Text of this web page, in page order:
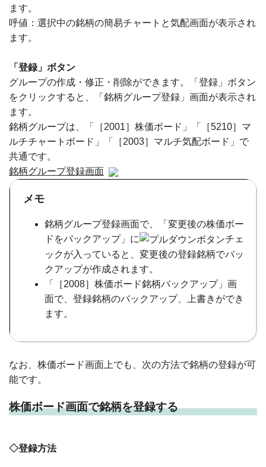
ます。
呼値：選択中の銘柄の簡易チャートと気配画面が表示され
ます。
「登録」ボタン
グループの作成・修正・削除ができます。「登録」ボタン
をクリックすると、「銘柄グループ登録」画面が表示され
ます。
銘柄グループは、「［2001］株価ボード」「［5210］マ
ルチチャートボード」「［2003］マルチ気配ボード」で
共通です。
銘柄グループ登録画面
メモ
銘柄グループ登録画面で、「変更後の株価ボー
ドをバックアップ」に
チェ
ックが入っていると、変更後の登録銘柄でバッ
クアップが作成されます。
「［2008］株価ボード銘柄バックアップ」画
面で、登録銘柄のバックアップ、上書きができ
ます。
なお、株価ボード画面上でも、次の方法で銘柄の登録が可
能です。
株価ボード画面で銘柄を登録する
◇登録方法